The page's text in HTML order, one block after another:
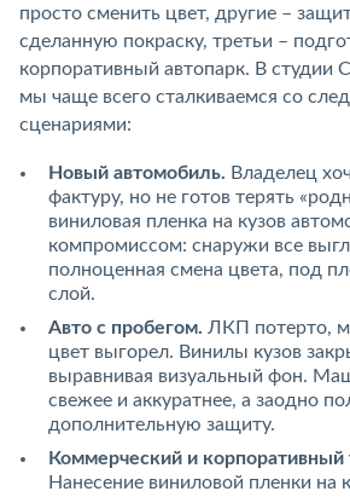
просто сменить цвет, другие –
сделанную покраску, третьи –
корпоративный автопарк. В студии
мы чаще всего сталкиваемся со
сценариями:
Новый автомобиль. Владелец
фактуру, но не готов терять
виниловая пленка на кузов
компромиссом: снаружи все
полноценная смена цвета, под
слой.
Авто с пробегом. ЛКП потерто,
цвет выгорел. Винилы кузов
выравнивая визуальный фон.
свежее и аккуратнее, а заодно
дополнительную защиту.
Коммерческий и корпоративный
Нанесение виниловой пленки на